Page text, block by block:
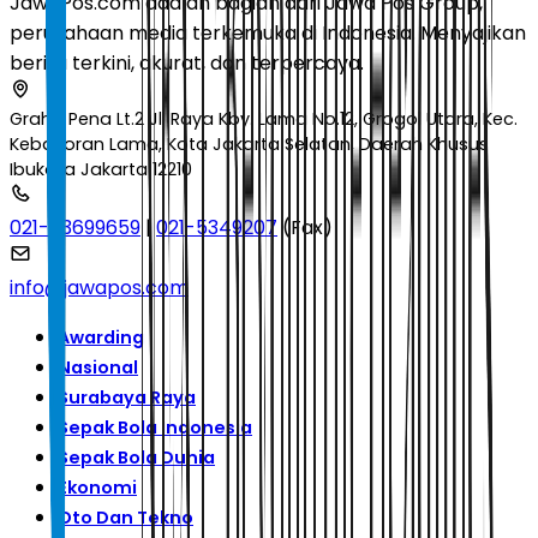
perusahaan media terkemuka di Indonesia. Menyajikan
berita terkini, akurat, dan terpercaya.
Graha Pena Lt.2 Jl. Raya Kby. Lama No.12, Grogol Utara, Kec.
Kebayoran Lama, Kota Jakarta Selatan, Daerah Khusus
Ibukota Jakarta 12210
021-53699659 |021-5349207 (Fax)
info@jawapos.com
Awarding
Nasional
Surabaya Raya
Sepak Bola Indonesia
Sepak Bola Dunia
Ekonomi
Oto Dan Tekno